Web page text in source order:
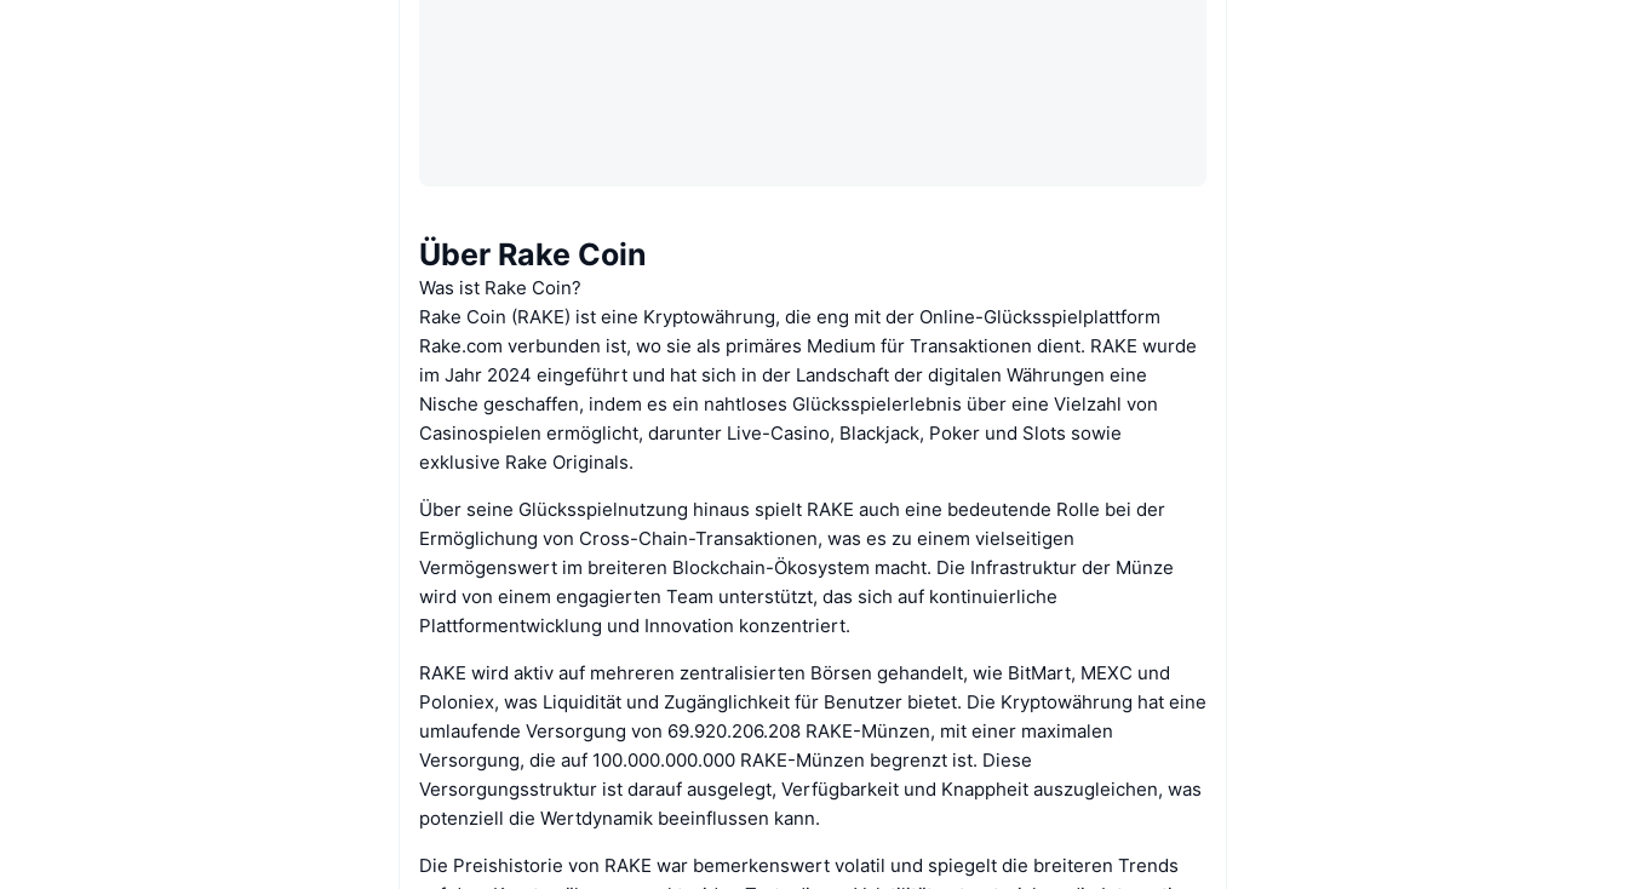
Über Rake Coin
Was ist Rake Coin?
Rake Coin (RAKE) ist eine Kryptowährung, die eng mit der Online-Glücksspielplattform
Rake.com verbunden ist, wo sie als primäres Medium für Transaktionen dient. RAKE wurde
im Jahr 2024 eingeführt und hat sich in der Landschaft der digitalen Währungen eine
Nische geschaffen, indem es ein nahtloses Glücksspielerlebnis über eine Vielzahl von
Casinospielen ermöglicht, darunter Live-Casino, Blackjack, Poker und Slots sowie
exklusive Rake Originals.
Über seine Glücksspielnutzung hinaus spielt RAKE auch eine bedeutende Rolle bei der
Ermöglichung von Cross-Chain-Transaktionen, was es zu einem vielseitigen
Vermögenswert im breiteren Blockchain-Ökosystem macht. Die Infrastruktur der Münze
wird von einem engagierten Team unterstützt, das sich auf kontinuierliche
Plattformentwicklung und Innovation konzentriert.
RAKE wird aktiv auf mehreren zentralisierten Börsen gehandelt, wie BitMart, MEXC und
Poloniex, was Liquidität und Zugänglichkeit für Benutzer bietet. Die Kryptowährung hat eine
umlaufende Versorgung von 69.920.206.208 RAKE-Münzen, mit einer maximalen
Versorgung, die auf 100.000.000.000 RAKE-Münzen begrenzt ist. Diese
Versorgungsstruktur ist darauf ausgelegt, Verfügbarkeit und Knappheit auszugleichen, was
potenziell die Wertdynamik beeinflussen kann.
Die Preishistorie von RAKE war bemerkenswert volatil und spiegelt die breiteren Trends